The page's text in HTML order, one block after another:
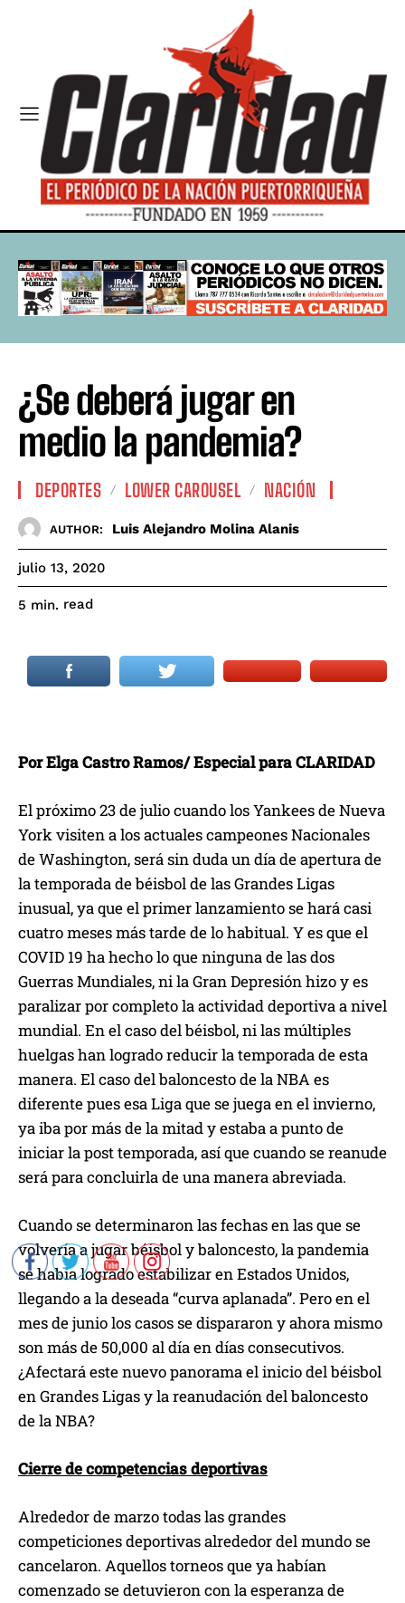
¿Se deberá jugar en
medio la pandemia?
DEPORTES LOWER CAROUSEL NACIÓN
AUTHOR: Luis Alejandro Molina Alanis
julio 13, 2020
5 min. read
Por Elga Castro Ramos/ Especial para CLARIDAD
El próximo 23 de julio cuando los Yankees de Nueva
York visiten a los actuales campeones Nacionales
de Washington, será sin duda un día de apertura de
la temporada de béisbol de las Grandes Ligas
inusual, ya que el primer lanzamiento se hará casi
cuatro meses más tarde de lo habitual. Y es que el
COVID 19 ha hecho lo que ninguna de las dos
Guerras Mundiales, ni la Gran Depresión hizo y es
paralizar por completo la actividad deportiva a nivel
mundial. En el caso del béisbol, ni las múltiples
huelgas han logrado reducir la temporada de esta
manera. El caso del baloncesto de la NBA es
diferente pues esa Liga que se juega en el invierno,
ya iba por más de la mitad y estaba a punto de
iniciar la post temporada, así que cuando se reanude
será para concluirla de una manera abreviada.
Cuando se determinaron las fechas en las que se
volvería a jugar béisbol y baloncesto, la pandemia
se había logrado estabilizar en Estados Unidos,
llegando a la deseada “curva aplanada”. Pero en el
mes de junio los casos se dispararon y ahora mismo
son más de 50,000 al día en días consecutivos.
¿Afectará este nuevo panorama el inicio del béisbol
en Grandes Ligas y la reanudación del baloncesto
de la NBA?
Cierre de competencias deportivas
Alrededor de marzo todas las grandes
competiciones deportivas alrededor del mundo se
cancelaron. Aquellos torneos que ya habían
comenzado se detuvieron con la esperanza de